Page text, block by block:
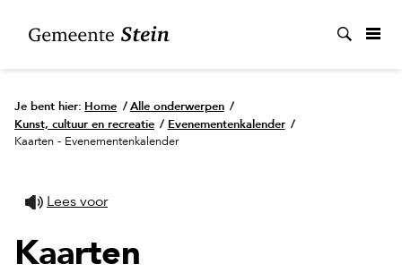
Je bent hier: Home / Alle onderwerpen /
Kunst, cultuur en recreatie / Evenementenkalender /
Kaarten - Evenementenkalender
Lees voor
Kaarten